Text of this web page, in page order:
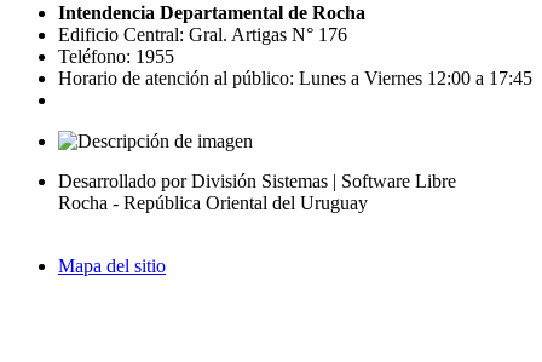
Intendencia Departamental de Rocha
Edificio Central: Gral. Artigas N° 176
Teléfono: 1955
Horario de atención al público: Lunes a Viernes 12:00 a 17:45
Desarrollado por División Sistemas | Software Libre
Rocha - República Oriental del Uruguay
Mapa del sitio